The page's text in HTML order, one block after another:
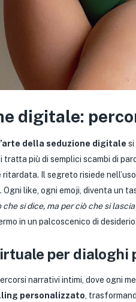
digitale:
della seduzione digitale
più di semplici scambi di
Il segreto risiede
like, ogni emoji, diventa un
si dice, ma per ciò che si
in un palcoscenico di desiderio.
per dialoghi
narrativi intimi, dove ogni
personalizzato ,